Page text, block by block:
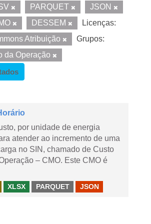
PARQUET
JSON
DESSEM
Licenças:
Atribuição
Grupos:
da Operação
por unidade de energia
atender ao incremento de uma
no SIN, chamado de Custo
– CMO. Este CMO é
XLSX PARQUET JSON